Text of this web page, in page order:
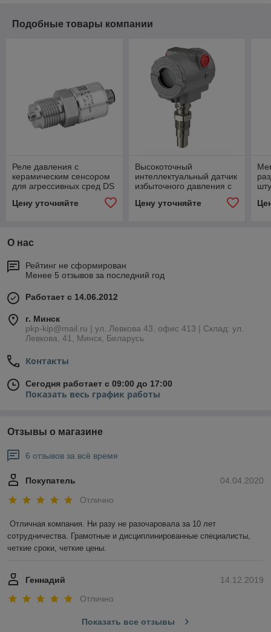
Подобные товары компании
Реле давления с
керамическим сенсором
для агрессивных сред DS
Цену уточняйте
Высокоточный
интеллектуальный датчик
избыточного давления с
PASVE HMP 331D
Цену уточняйте
О нас
Рейтинг не сформирован
Менее 5 отзывов за последний год
Работает с 14.06.2012
г. Минск
pkp-kip@mail.ru | ул. Левкова 43, офис 413 | Склад: ул.
Левкова, 41, Минск, Беларусь
Контакты
Сегодня работает с 09:00 до 17:00
Показать весь график работы
Отзывы о магазине
6 отзывов за всё время
04.04.2020
Покупатель
Отлично
Отличная компания. Ни разу не разочаровала за 10 лет
сотрудничества. Грамотные и дисциплинированные специалисты,
четкие сроки, четкие цены.
14.12.2019
Геннадий
Отлично
Показать все отзывы